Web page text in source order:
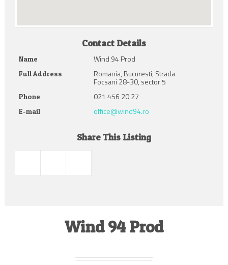
Contact Details
Name Wind 94 Prod
Full Address Romania, Bucuresti, Strada
Focsani 28-30, sector 5
Phone 021 456 20 27
E-mail office@wind94.ro
Share This Listing
Wind 94 Prod